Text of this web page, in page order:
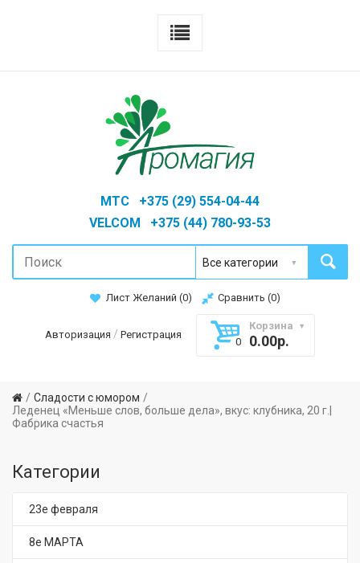
MTC +375 (29) 554-04-44
VELCOM +375 (44) 780-93-53
Лист Желаний (0) Сравнить (0)
Авторизация / Регистрация
Корзина
0
0.00р.
Сладости с юмором
Леденец «Меньше слов, больше дела», вкус: клубника, 20 г.|
Фабрика счастья
Категории
23е февраля
8е МАРТА